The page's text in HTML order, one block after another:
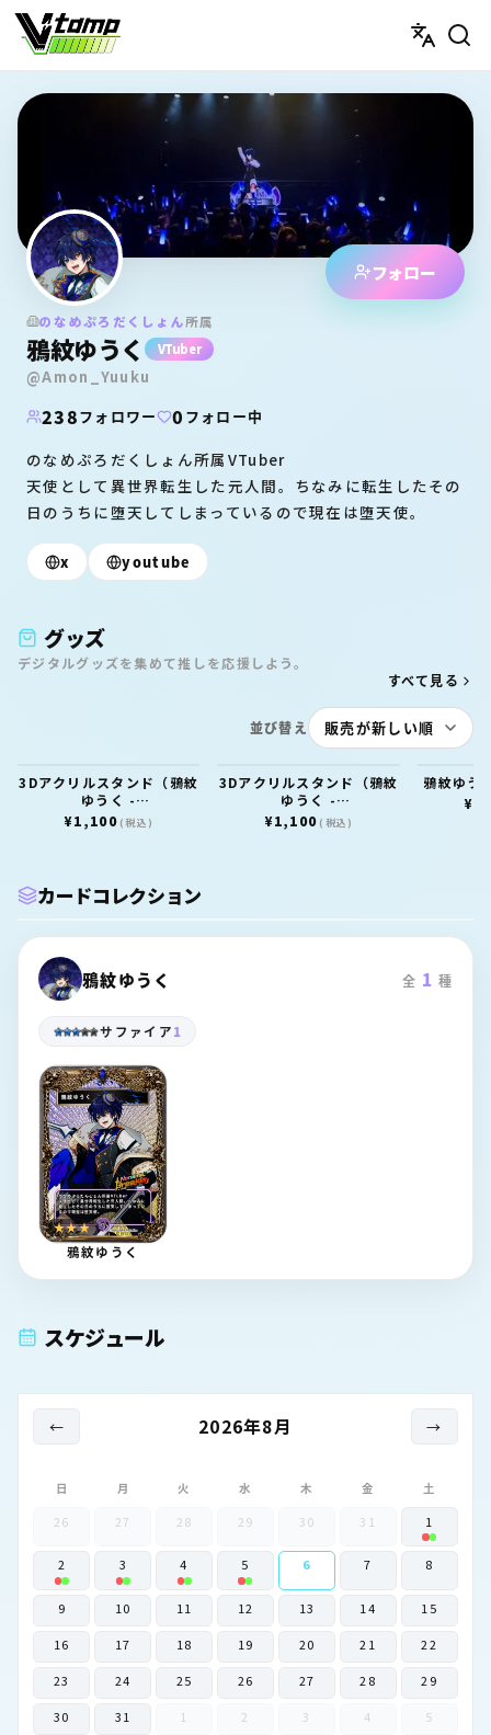
V-tamp（ブイタンプ）
鴉紋ゆうくさんのユーザー
のなめぷろだくしょん所属
鴉紋ゆうく VTuber
@Amon_Yuuku
フォロー
238フォロワー 0 フォロー中
のなめぷろだくしょん所属VTuber
天使として異世界転生した元人間。ちなみに転生したその
日のうちに堕天してしまっているので現在は堕天使。
x youtube
グッズ
デジタルグッズを集めて推しを応援しよう。
すべて見る
並び替え
3Dアクリルスタンド（鴉紋
ゆうく -
NamelessConnect - ）
¥1,100(税込)
3Dアクリルスタンド（鴉紋
ゆうく -
NamelessConnect - ）
¥1,100(税込)
鴉紋ゆう
カードコレクション
鴉紋ゆうく 全 1 種
サファイア1
★★★
鴉紋ゆうく
スケジュール
← 2026年8月 →
日 月 火 水 木 金 土
26 27 28 29 30 31 1
2 3 4 5 6 7 8
9 10 11 12 13 14 15
16 17 18 19 20 21 22
23 24 25 26 27 28 29
30 31 1 2 3 4 5